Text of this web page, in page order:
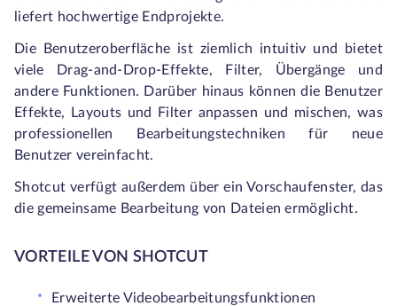
liefert hochwertige Endprojekte.
Die Benutzeroberfläche ist ziemlich intuitiv und bietet
viele Drag-and-Drop-Effekte, Filter, Übergänge und
andere Funktionen. Darüber hinaus können die Benutzer
Effekte, Layouts und Filter anpassen und mischen, was
professionellen Bearbeitungstechniken für neue
Benutzer vereinfacht.
Shotcut verfügt außerdem über ein Vorschaufenster, das
die gemeinsame Bearbeitung von Dateien ermöglicht.
VORTEILE VON SHOTCUT
Erweiterte Videobearbeitungsfunktionen